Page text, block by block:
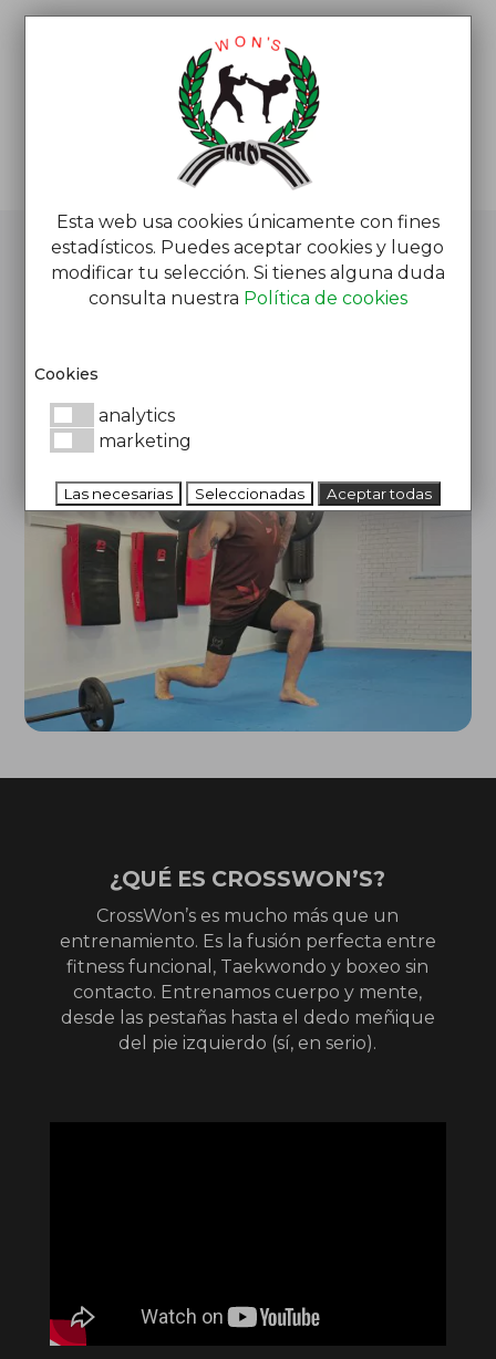
CROSSWON’S
¿QUÉ ES CROSSWON’S?
CrossWon’s es mucho más que un
entrenamiento. Es la fusión perfecta entre
fitness funcional, Taekwondo y boxeo sin
contacto. Entrenamos cuerpo y mente,
desde las pestañas hasta el dedo meñique
del pie izquierdo (sí, en serio).
Esta web usa cookies únicamente con fines
estadísticos. Puedes aceptar cookies y luego
modificar tu selección. Si tienes alguna duda
consulta nuestra Política de cookies
Cookies
analytics
marketing
Las necesarias Seleccionadas Aceptar todas